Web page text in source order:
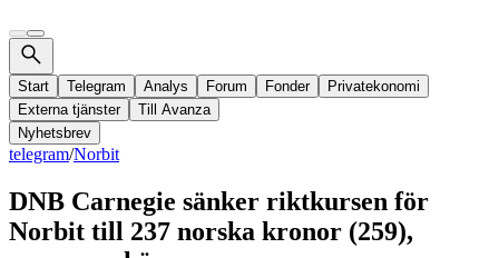
Start Telegram Analys Forum Fonder
Privatekonomi
Externa tjänster
Till Avanza
Nyhetsbrev
telegram/Norbit
DNB Carnegie sänker riktkursen för
Norbit till 237 norska kronor (259),